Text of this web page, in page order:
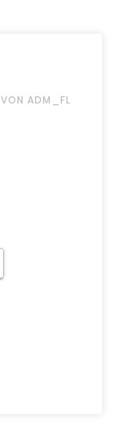
VON ADM_FL